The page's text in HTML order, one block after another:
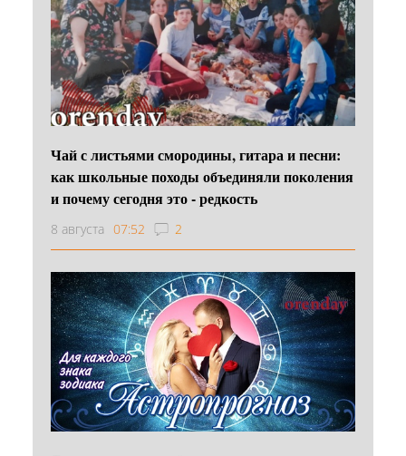
Чай с листьями смородины, гитара и песни:
как школьные походы объединяли поколения
и почему сегодня это - редкость
8 августа 07:52 2